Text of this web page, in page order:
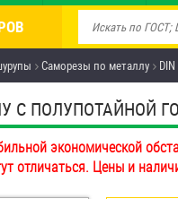
Саморезы по металлу
С ПОЛУПОТАЙНОЙ
экономической
отличаться. Цены и